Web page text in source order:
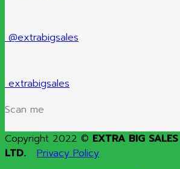
@extrabigsales
extrabigsales
Scan me
Copyright 2022 © EXTRA BIG
LTD.
Privacy Policy